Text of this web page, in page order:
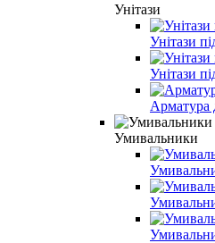
Унітази
Унітази
Унітази
Арматура
Умивальники